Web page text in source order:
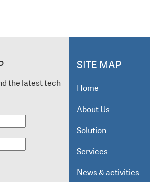
the latest tech
SITE MAP
Home
About Us
Solution
Services
News & activities